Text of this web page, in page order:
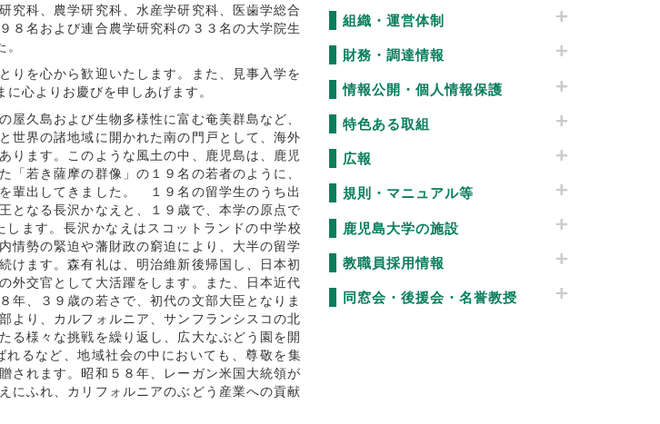
究科、農学研究科、水産学研究科、医歯学総合
８名および連合農学研究科の３３名の大学院生
を心から歓迎いたします。また、見事入学を
心よりお慶びを申しあげます。
久島および生物多様性に富む奄美群島など、
世界の諸地域に開かれた南の門戸として、海外
ります。このような風土の中、鹿児島は、鹿児
若き薩摩の群像」の１９名の若者のように、
輩出してきました。 １９名の留学生のうち出
となる長沢かなえと、１９歳で、本学の原点で
ます。長沢かなえはスコットランドの中学校
情勢の緊迫や藩財政の窮迫により、大半の留学
けます。森有礼は、明治維新後帰国し、日本初
外交官として大活躍をします。また、日本近代
年、３９歳の若さで、初代の文部大臣となりま
より、カルフォルニア、サンフランシスコの北
る様々な挑戦を繰り返し、広大なぶどう園を開
るなど、地域社会の中においても、尊敬を集
されます。昭和５８年、レーガン米国大統領が
にふれ、カリフォルニアのぶどう産業への貢献
組織・運営体制
財務・調達情報
情報公開・個人情報保護
特色ある取組
広報
規則・マニュアル等
鹿児島大学の施設
教職員採用情報
同窓会・後援会・名誉教授